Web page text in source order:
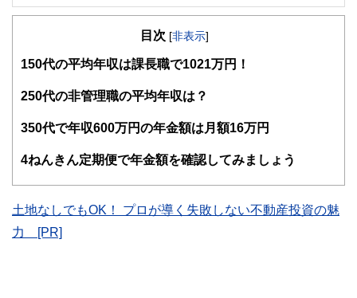
FinancialField編集部は、金融、経済に関する記事を、日々
知識がない方でも理解できるようわかりやすく発信していま
得者を中心に「お金や暮らし」に関する書籍・雑誌の編集経
験者で構成され、企画立案から記事掲載まですべての工程に
護士、税理士、宅地建物取引士、相続診断士、住宅ローンア
ど150名以上の有資格者を執筆者・監修者として迎え、むず
かしく感じられる年金や税金、相続、保険、ローンなどの話
目次 [非表示]
1 50代の平均年収は課長職で1021万円！
250代の非管理職の平均年収は？
350代で年収600万円の年金額は月額16万円
4ねんきん定期便で年金額を確認してみましょう
土地なしでもOK！ プロが導く失敗しない不動産投資の魅
力 [PR]